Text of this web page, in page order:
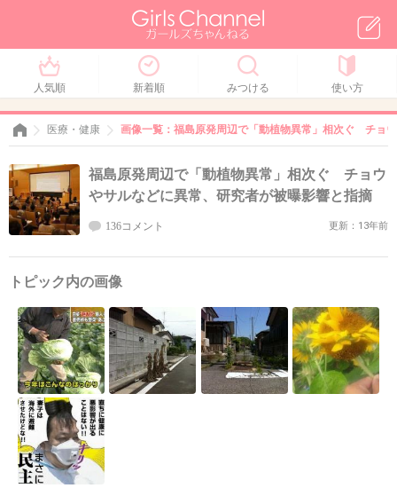
人気順 新着順 みつける 使い方
医療・健康 画像一覧：福島原発周辺で「動植物異常」相次ぐ チョ
福島原発周辺で「動植物異常」相次ぐ チョウ
やサルなどに異常、研究者が被曝影響と指摘
136コメント 更新：13年前
トピック内の画像